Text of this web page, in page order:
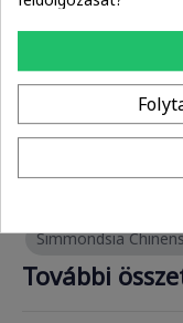
Carthamus
Cocos Nucifera
Glycine Soja
Simmondsia
További